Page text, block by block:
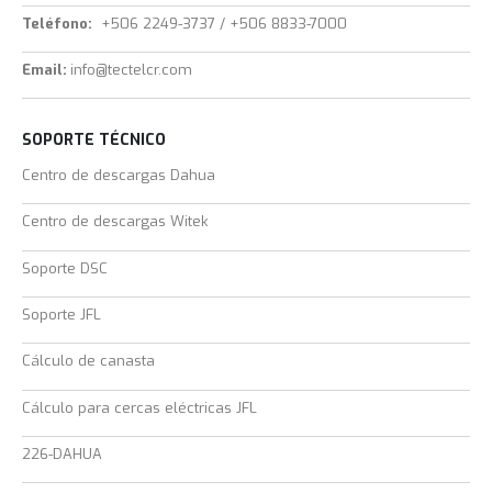
Teléfono: +506 2249-3737 / +506 8833-7000
Email: info@tectelcr.com
SOPORTE TÉCNICO
Centro de descargas Dahua
Centro de descargas Witek
Soporte DSC
Soporte JFL
Cálculo de canasta
Cálculo para cercas eléctricas JFL
226-DAHUA